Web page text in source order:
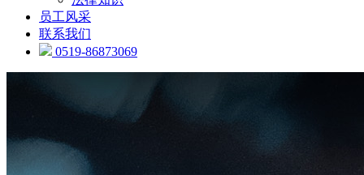
员工风采
联系我们
0519-86873069